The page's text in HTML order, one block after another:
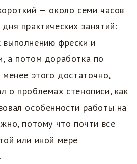
— около семи часов
практических занятий:
выполнению фрески и
а потом доработка по
менее этого достаточно,
о проблемах стенописи, как
особенности работы на
потому что почти все
или иной мере